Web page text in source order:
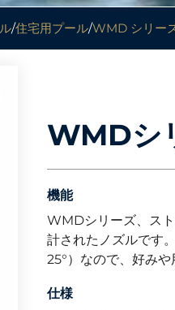
/住宅用プール/WMD シリー
WMDシ
機能
WMDシリーズ、ス
計されたノズルです
25°）なので、好み
仕様